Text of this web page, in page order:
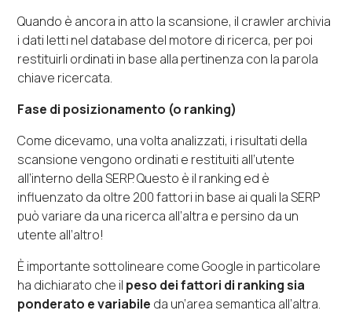
Quando è ancora in atto la scansione, il crawler archivia
i dati letti nel database del motore di ricerca, per poi
restituirli ordinati in base alla pertinenza con la parola
chiave ricercata.
Fase di posizionamento (o ranking)
Come dicevamo, una volta analizzati, i risultati della
scansione vengono ordinati e restituiti all’utente
all’interno della SERP. Questo è il ranking ed è
influenzato da oltre 200 fattori in base ai quali la SERP
può variare da una ricerca all’altra e persino da un
utente all’altro!
È importante sottolineare come Google in particolare
ha dichiarato che il peso dei fattori di ranking sia
ponderato e variabile da un’area semantica all’altra.